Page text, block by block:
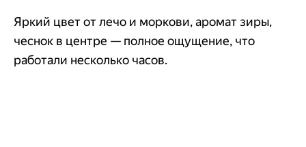
Яркий цвет от лечо и моркови, аромат зиры,
чеснок в центре — полное ощущение, что
работали несколько часов.